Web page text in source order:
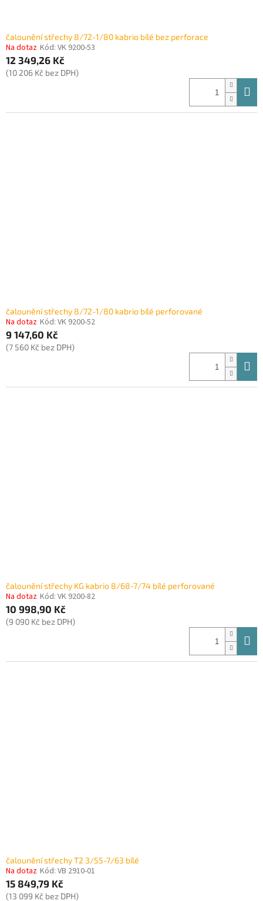
čalounění střechy 8/72-1/80 kabrio bílé bez perforace
Na dotaz Kód: VK 9200-53
12 349,26 Kč
(10 206 Kč bez DPH)
čalounění střechy 8/72-1/80 kabrio bílé perforované
Na dotaz Kód: VK 9200-52
9 147,60 Kč
(7 560 Kč bez DPH)
čalounění střechy KG kabrio 8/68-7/74 bílé perforované
Na dotaz Kód: VK 9200-82
10 998,90 Kč
(9 090 Kč bez DPH)
čalounění střechy T2 3/55-7/63 bílé
Na dotaz Kód: VB 2910-01
15 849,79 Kč
(13 099 Kč bez DPH)